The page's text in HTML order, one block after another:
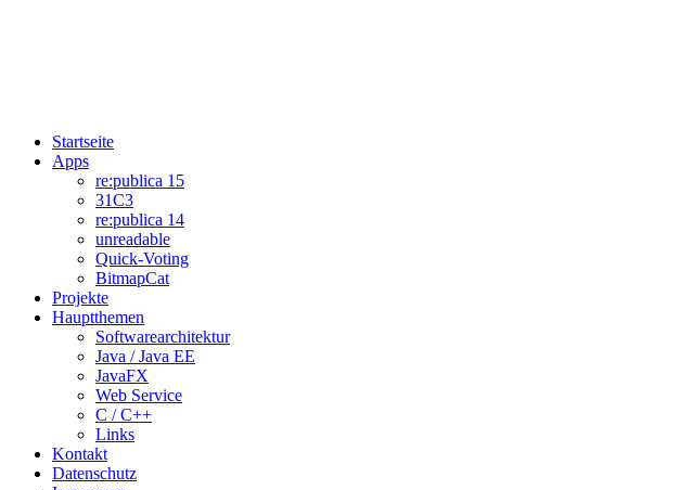
Startseite
Apps
re:publica 15
31C3
re:publica 14
unreadable
Quick-Voting
BitmapCat
Projekte
Hauptthemen
Softwarearchitektur
Java / Java EE
JavaFX
Web Service
C / C++
Links
Kontakt
Datenschutz